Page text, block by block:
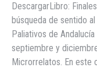
DescargarLibro:
búsqueda de sentido
Paliativos de
septiembre y
Microrrelatos. En este